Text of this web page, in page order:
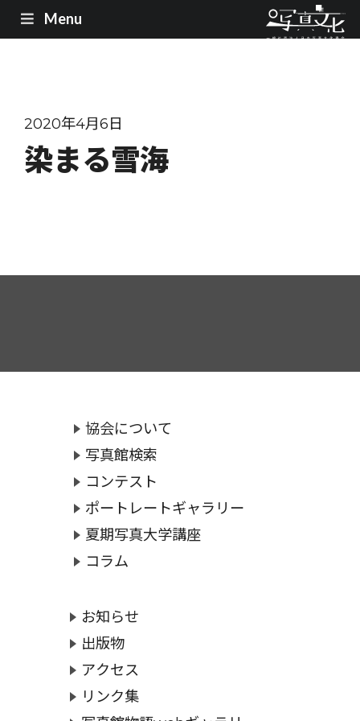
Menu
2020年4月6日
染まる雪海
協会について
写真館検索
コンテスト
ポートレートギャラリー
夏期写真大学講座
コラム
お知らせ
出版物
アクセス
リンク集